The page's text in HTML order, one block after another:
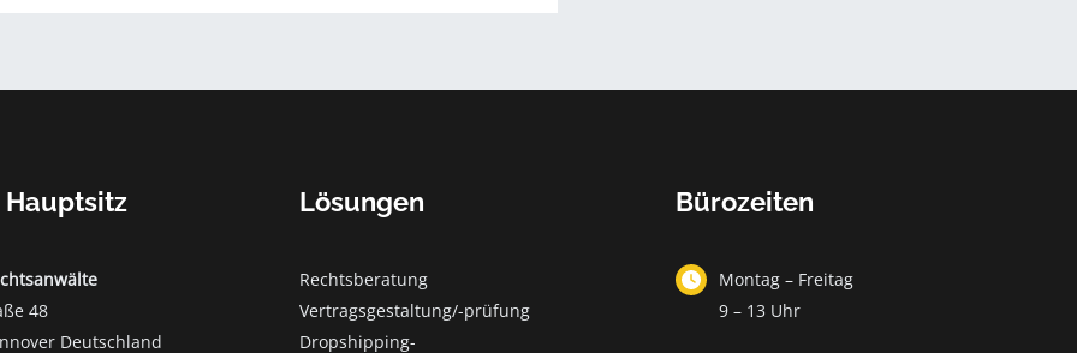
Hauptsitz
48
Deutschland
Lösungen
Rechtsberatung
Vertragsgestaltung/-prüfung
Dropshipping-
Bürozeiten
Montag – Freitag
9 – 13 Uhr